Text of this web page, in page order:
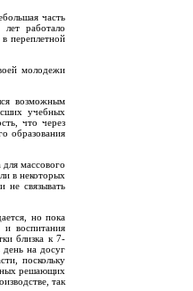
часть
работало
переплетной
молодежи
возможным
учебных
что через
образования
массового
в некоторых
не связывать
но пока
воспитания
близка к 7-
день на досуг
поскольку
решающих
так